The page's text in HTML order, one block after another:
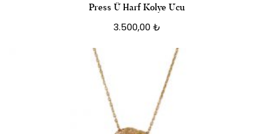
Press Ü Harf Kolye Ucu
3.500,00 ₺